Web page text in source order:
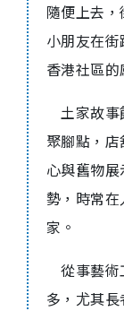
隨便上去
小朋友在
香港社區
土家故
聚腳點，
心與舊物
勢，時常
家。
從事藝
多，尤其